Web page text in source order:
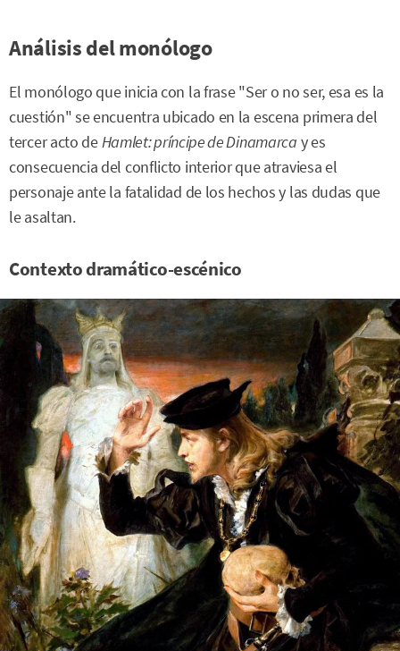
Análisis del monólogo
El monólogo que inicia con la frase "Ser o no ser, esa es la
cuestión" se encuentra ubicado en la escena primera del
tercer acto deHamlet: príncipe de Dinamarca y es
consecuencia del conflicto interior que atraviesa el
personaje ante la fatalidad de los hechos y las dudas que
le asaltan.
Contexto dramático-escénico